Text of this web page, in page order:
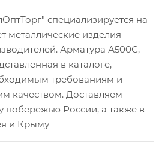
специализируется на
металлические изделия
Арматура А500С,
в каталоге,
требованиям и
качеством. Доставляем
России, а также в
и Крыму